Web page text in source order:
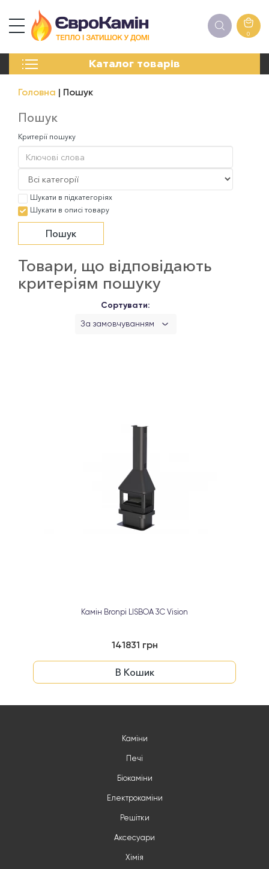
0
Каталог товарів
ПЕЧІ
ЕЛЕКТРОКАМІНИ
АКСЕСУАРИ
ХІМІЯ
ЕНЕРГОСИСТЕМИ
Головна Пошук
Пошук
Критерії пошуку
Шукати в підкатегоріях
Шукати в описі товару
Товари, що відповідають
критеріям пошуку
Сортувати:
За замовчуванням
Камін Bronpi LISBOA 3C Vision
141831 грн
В Кошик
Каміни
Печі
Біокаміни
Електрокаміни
Решітки
Аксесуари
Хімія